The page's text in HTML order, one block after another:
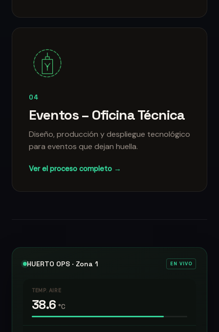
04
Eventos – Oficina Técnica
Diseño, producción y despliegue tecnológico
para eventos que dejan huella.
Ver el proceso completo →
HUERTO OPS · Zona 1 EN VIVO
TEMP. AIRE
38.6 °C